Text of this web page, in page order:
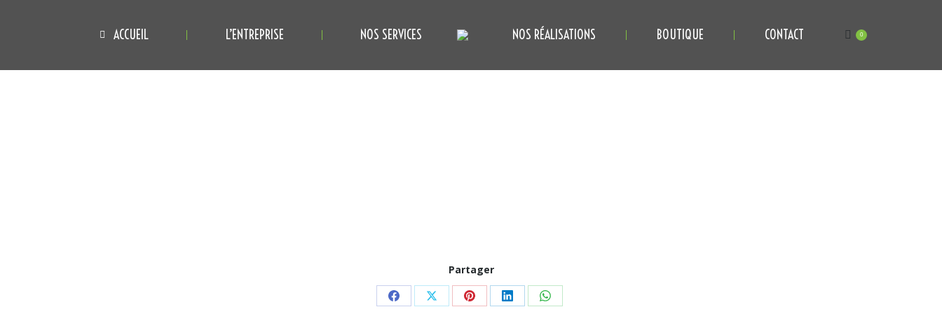
ACCUEIL L’ENTREPRISE NOS SERVICES NOS RÉALISATIONS BOUTIQUE CONTACT 0
Partager
PartagerPartagerPartagerPartagerPartager